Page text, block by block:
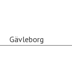
Gävleborg